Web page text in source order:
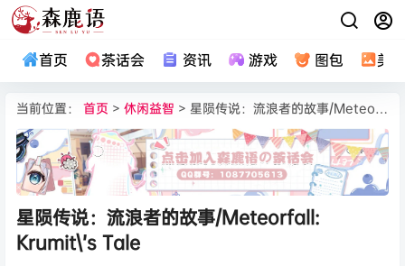
首页 茶话会 资讯 游戏 图包 美
当前位置： 首页 > 休闲益智 > 星陨传说：流浪者的故事/Meteorfall: Krumit\’s Tale
星陨传说：流浪者的故事/Meteorfall:
Krumit\’s Tale